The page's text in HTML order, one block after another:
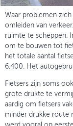
Waar problemen
omleiden van
ruimte te scheppen.
om te bouwen tot
het totale aantal
6.400. Het
Fietsers zijn soms
grote drukte te
aardig om fietsers
minder drukke route